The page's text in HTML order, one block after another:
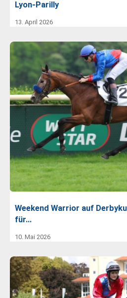
Lyon-Parilly
13. April 2026
Weekend Warrior auf
für…
10. Mai 2026